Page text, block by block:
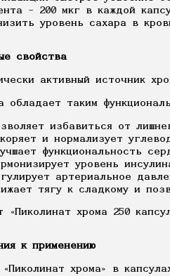
– 200 мкг в каждой
уровень сахара в
свойства
активный источник
обладает таким
избавиться от
и нормализует
функциональность
уровень
артериальное
тягу к сладкому и
«Пиколинат хрома 250
к применению
«Пиколинат хрома» в